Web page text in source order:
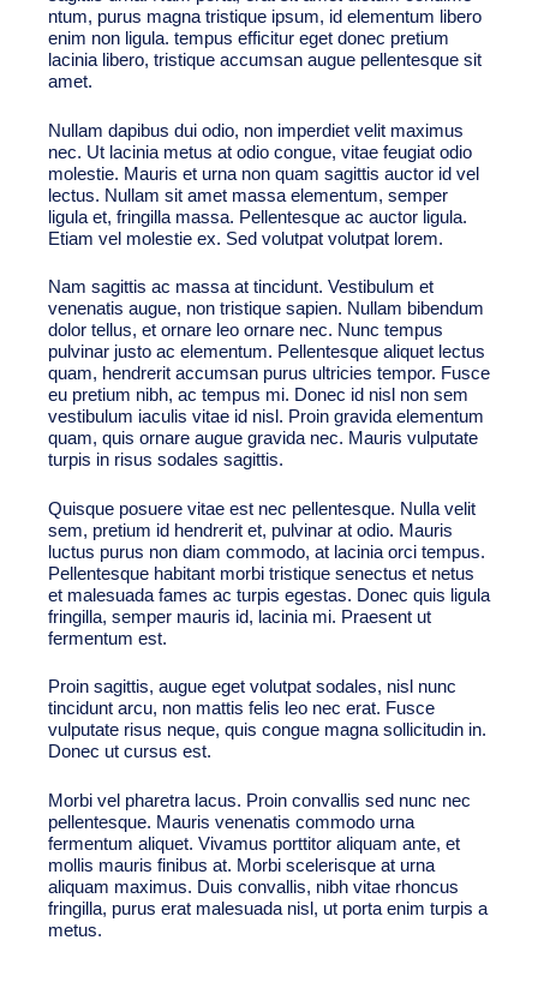
ntum, purus magna tristique ipsum, id elementum libero
enim non ligula. tempus efficitur eget donec pretium
lacinia libero, tristique accumsan augue pellentesque sit
amet.
Nullam dapibus dui odio, non imperdiet velit maximus
nec. Ut lacinia metus at odio congue, vitae feugiat odio
molestie. Mauris et urna non quam sagittis auctor id vel
lectus. Nullam sit amet massa elementum, semper
ligula et, fringilla massa. Pellentesque ac auctor ligula.
Etiam vel molestie ex. Sed volutpat volutpat lorem.
Nam sagittis ac massa at tincidunt. Vestibulum et
venenatis augue, non tristique sapien. Nullam bibendum
dolor tellus, et ornare leo ornare nec. Nunc tempus
pulvinar justo ac elementum. Pellentesque aliquet lectus
quam, hendrerit accumsan purus ultricies tempor. Fusce
eu pretium nibh, ac tempus mi. Donec id nisl non sem
vestibulum iaculis vitae id nisl. Proin gravida elementum
quam, quis ornare augue gravida nec. Mauris vulputate
turpis in risus sodales sagittis.
Quisque posuere vitae est nec pellentesque. Nulla velit
sem, pretium id hendrerit et, pulvinar at odio. Mauris
luctus purus non diam commodo, at lacinia orci tempus.
Pellentesque habitant morbi tristique senectus et netus
et malesuada fames ac turpis egestas. Donec quis ligula
fringilla, semper mauris id, lacinia mi. Praesent ut
fermentum est.
Proin sagittis, augue eget volutpat sodales, nisl nunc
tincidunt arcu, non mattis felis leo nec erat. Fusce
vulputate risus neque, quis congue magna sollicitudin in.
Donec ut cursus est.
Morbi vel pharetra lacus. Proin convallis sed nunc nec
pellentesque. Mauris venenatis commodo urna
fermentum aliquet. Vivamus porttitor aliquam ante, et
mollis mauris finibus at. Morbi scelerisque at urna
aliquam maximus. Duis convallis, nibh vitae rhoncus
fringilla, purus erat malesuada nisl, ut porta enim turpis a
metus.